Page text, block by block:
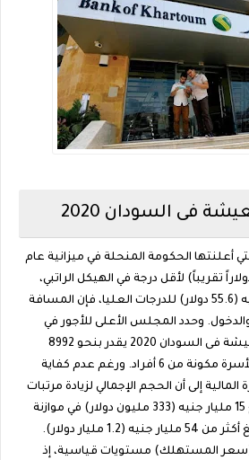
فى السودان 2020
أعلنتها الحكومة المنحلة في ميزانية عام
بواقع 500 جنيه (11 دولاراً تقريباً) لأقل درجة في الهيكل الراتبي،
وللمتقاعدين إلى 2500 جنيه (55.6 دولار) للدرجات العليا، فإن المسافة
والدخول. وحدد المجلس الأعلى للأجور في
دراسة، أن الحد الأدنى للمعيشة فى السودان 2020 يقدر بنحو 8992
جنيهاً (200 دولار) شهرياً لأسرة مكونة من 6 أفراد. ورغم عدم كفاية
إلى أن الحجم الإجمالي لزيادة مرتبات
العاملين والمعاشيين بلغ 15 مليار جنيه (333 مليون دولار) في موازنة
العام الحالي 2019، بعجز بلغ أكثر من 54 مليار جنيه (1.2 مليار دولار).
المستهلك) مستويات قياسية، إذ